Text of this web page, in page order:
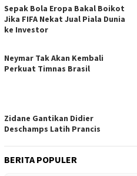
Sepak Bola Eropa Bakal Boikot
Jika FIFA Nekat Jual Piala Dunia
ke Investor
Neymar Tak Akan Kembali
Perkuat Timnas Brasil
Zidane Gantikan Didier
Deschamps Latih Prancis
BERITA POPULER